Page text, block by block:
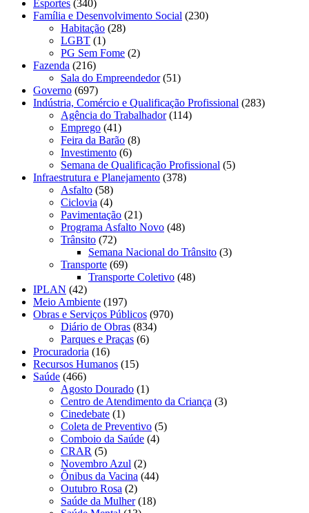
Esportes (340)
Família e Desenvolvimento Social (230)
Habitação (28)
LGBT (1)
PG Sem Fome (2)
Fazenda (216)
Sala do Empreendedor(51)
Governo (697)
Indústria, Comércio e Qualificação Profissional (283)
Agência do Trabalhador(114)
Emprego (41)
Feira da Barão (8)
Investimento (6)
Semana de Qualificação Profissional (5)
Infraestrutura e Planejamento (378)
Asfalto (58)
Ciclovia (4)
Pavimentação (21)
Programa Asfalto Novo (48)
Trânsito (72)
Semana Nacional do Trânsito (3)
Transporte (69)
Transporte Coletivo (48)
IPLAN (42)
Meio Ambiente (197)
Obras e Serviços Públicos (970)
Diário de Obras (834)
Parques e Praças (6)
Procuradoria (16)
Recursos Humanos (15)
Saúde (466)
Agosto Dourado (1)
Centro de Atendimento da Criança (3)
Cinedebate (1)
Coleta de Preventivo (5)
Comboio da Saúde (4)
CRAR (5)
Novembro Azul (2)
Ônibus da Vacina (44)
Outubro Rosa (2)
Saúde da Mulher(18)